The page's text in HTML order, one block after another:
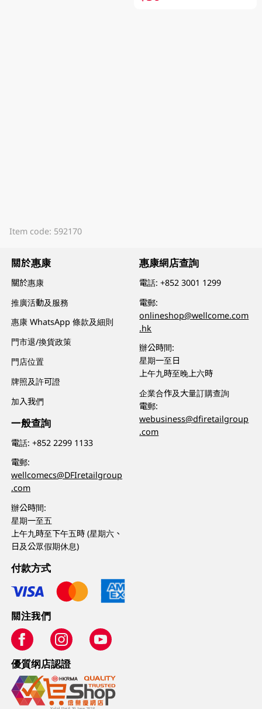
Item code: 592170
關於惠康
關於惠康
推廣活動及服務
惠康 WhatsApp 條款及細則
門市退/換貨政策
門店位置
牌照及許可證
加入我們
一般查詢
電話:+852 2299 1133
電郵:
wellcomecs@DFIretailgroup
.com
辦公時間:
星期一至五
上午九時至下午五時 (星期六、
日及公眾假期休息)
惠康網店查詢
電話:+852 3001 1299
電郵:
onlineshop@wellcome.com
.hk
辦公時間:
星期一至日
上午九時至晚上六時
企業合作及大量訂購查詢
電郵:
webusiness@dfiretailgroup
.com
付款方式
關注我們
優質纲店認證